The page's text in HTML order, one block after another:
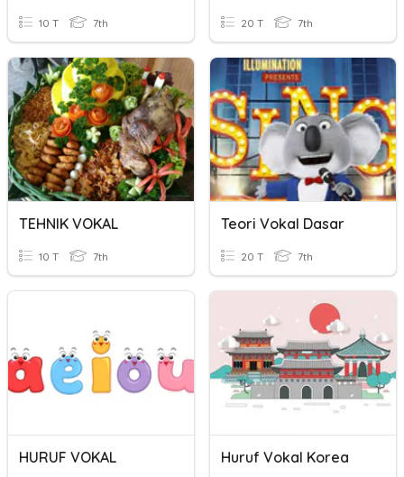
10 T 7th 20 T 7th
TEHNIK VOKAL
10 T 7th
Teori Vokal Dasar
20 T 7th
HURUF VOKAL Huruf Vokal Korea